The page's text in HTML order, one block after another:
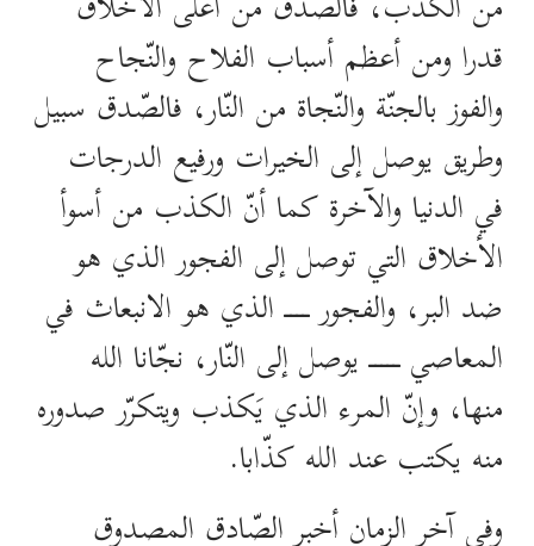
قدرا ومن أعظم أسباب الفلاح والنّجاح
والفوز بالجنّة والنّجاة من النّار، فالصّدق سبيل
وطريق يوصل إلى الخيرات ورفيع الدرجات
في الدنيا والآخرة كما أنّ الكذب من أسوأ
الأخلاق التي توصل إلى الفجور الذي هو
ضد البر، والفجور ــــ الذي هو الانبعاث في
المعاصي ـــــ يوصل إلى النّار، نجّانا الله
منها، وإنّ المرء الذي يَكذب ويتكرّر صدوره
منه يكتب عند الله كذّابا.
وفي آخر الزمان أخبر الصّادق المصدوق